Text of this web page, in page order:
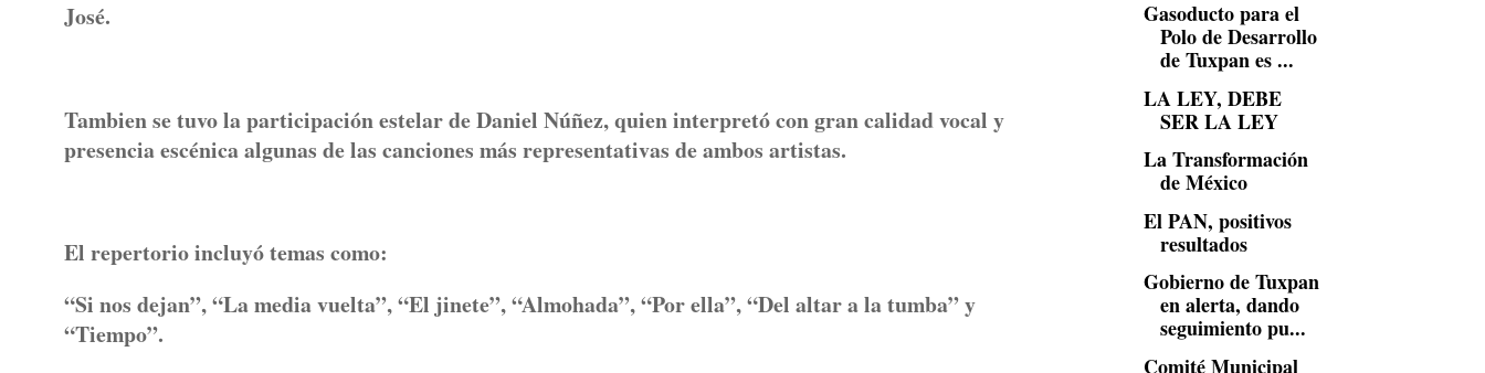
José.
Tambien se tuvo la participación estelar de Daniel Núñez, quien interpretó con gran calidad vocal y
presencia escénica algunas de las canciones más representativas de ambos artistas.
El repertorio incluyó temas como:
“Si nos dejan”, “La media vuelta”, “El jinete”, “Almohada”, “Por ella”, “Del altar a la tumba” y
“Tiempo”.
Gasoducto para el
Polo de Desarrollo
de Tuxpan es ...
LA LEY, DEBE
SER LA LEY
La Transformación
de México
El PAN, positivos
resultados
Gobierno de Tuxpan
en alerta, dando
seguimiento pu...
Comité Municipal